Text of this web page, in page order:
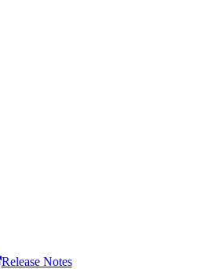
Release Notes